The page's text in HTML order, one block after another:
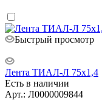
Быстрый просмотр
Лента ТИАЛ-Л 75х1,4
Есть в наличии
Арт.: Л0000009844